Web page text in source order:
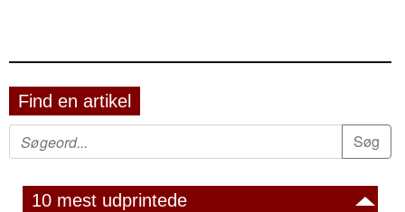
Find en artikel
10 mest udprintede